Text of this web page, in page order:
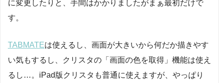
に変更したりと、手間はかかりましたがまぁ最初だけで
す。
TABMATEは使えるし、画面が大きいから何だか描きやす
い気もするし、クリスタの「画面の色を取得」機能は使え
るし…。iPad版クリスタも普通に使えますが、やっぱり